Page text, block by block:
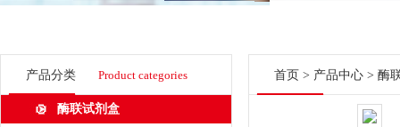
产品分类 Product categories
酶联试剂盒
首页 > 产品中心 > 酶